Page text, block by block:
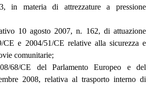
in materia di attrezzature a pressione
10 agosto 2007, n. 162, di attuazione
CE e 2004/51/CE relative alla sicurezza e
comunitarie;
68/CE del Parlamento Europeo e del
2008, relativa al trasporto interno di